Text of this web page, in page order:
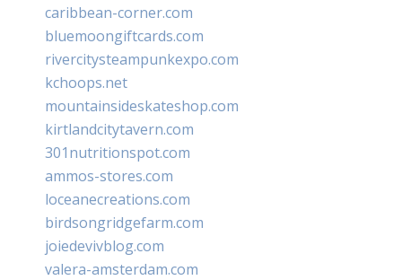
caribbean-corner.com
bluemoongiftcards.com
rivercitysteampunkexpo.com
kchoops.net
mountainsideskateshop.com
kirtlandcitytavern.com
301nutritionspot.com
ammos-stores.com
loceanecreations.com
birdsongridgefarm.com
joiedevivblog.com
valera-amsterdam.com